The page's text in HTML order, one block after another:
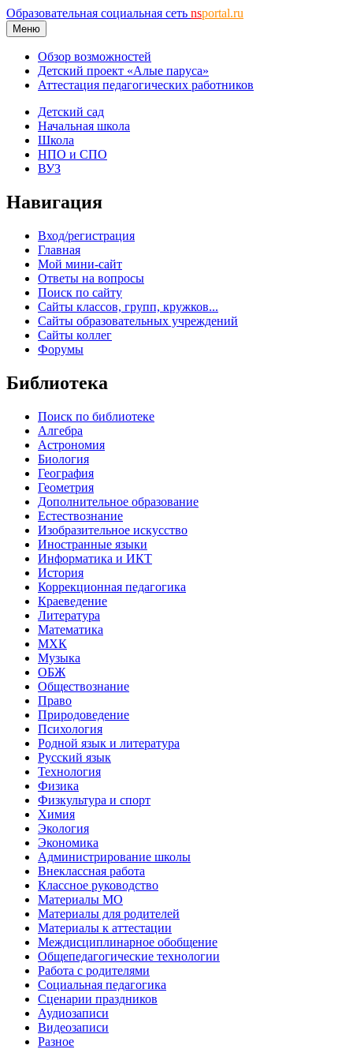
Образовательная социальная сеть nsportal.ru
Меню
Обзор возможностей
Детский проект «Алые паруса»
Аттестация педагогических работников
Детский сад
Начальная школа
Школа
НПО и СПО
ВУЗ
Навигация
Вход/регистрация
Главная
Мой мини-сайт
Ответы на вопросы
Поиск по сайту
Сайты классов, групп, кружков...
Сайты образовательных учреждений
Сайты коллег
Форумы
Библиотека
Поиск по библиотеке
Алгебра
Астрономия
Биология
География
Геометрия
Дополнительное образование
Естествознание
Изобразительное искусство
Иностранные языки
Информатика и ИКТ
История
Коррекционная педагогика
Краеведение
Литература
Математика
МХК
Музыка
ОБЖ
Обществознание
Право
Природоведение
Психология
Родной язык и литература
Русский язык
Технология
Физика
Физкультура и спорт
Химия
Экология
Экономика
Администрирование школы
Внеклассная работа
Классное руководство
Материалы МО
Материалы для родителей
Материалы к аттестации
Междисциплинарное обобщение
Общепедагогические технологии
Работа с родителями
Социальная педагогика
Сценарии праздников
Аудиозаписи
Видеозаписи
Разное